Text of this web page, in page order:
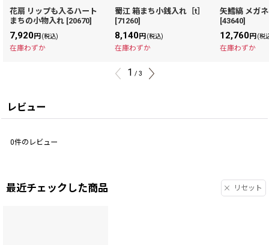
花扇 リップも入るハート
まちの小物入れ [20670]
7,920円 (税込)
在庫わずか
蜀江 箱まち小銭入れ［t］
[71260]
8,140円 (税込)
在庫わずか
矢鱈縞 メガ
[43640]
12,760円 (税
在庫わずか
1 / 3
レビュー
0件のレビュー
最近チェックした商品 リセット